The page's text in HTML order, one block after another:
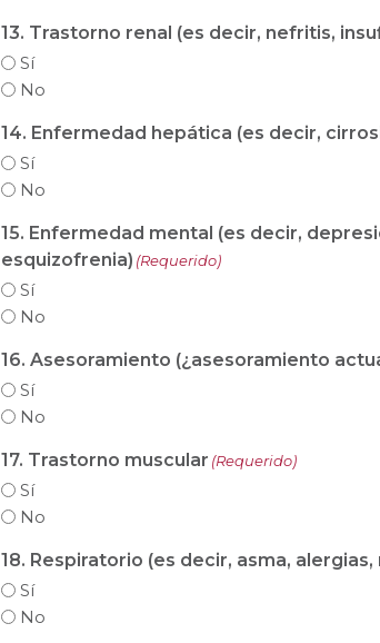
13. Trastorno renal (es decir, nefritis,
Sí
No
14. Enfermedad hepática (es decir,
Sí
No
15. Enfermedad mental (es decir,
esquizofrenia) (Requerido)
Sí
No
16. Asesoramiento (¿asesoramiento
Sí
No
17. Trastorno muscular (Requerido)
Sí
No
18. Respiratorio (es decir, asma,
Sí
No